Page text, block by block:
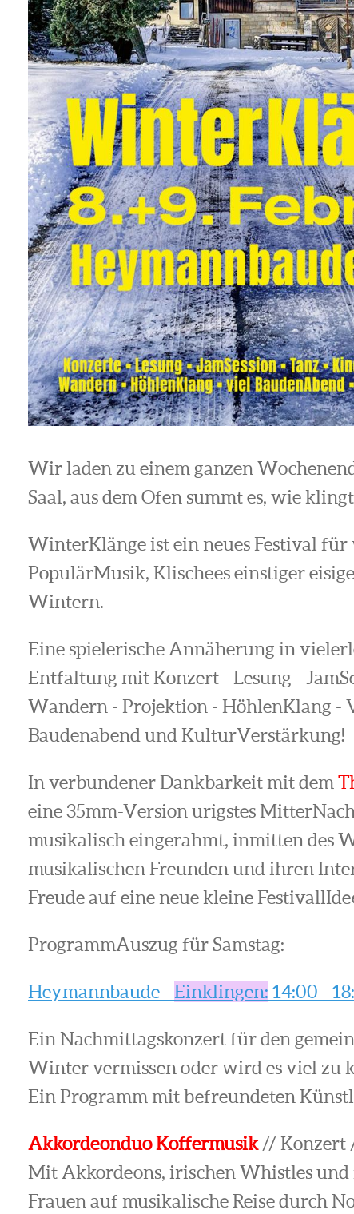
Wir laden zu einem ganzen
Saal, aus dem Ofen summt es, wie
WinterKlänge ist ein neues Festival
PopulärMusik, Klischees einstiger
Wintern.
Eine spielerische Annäherung in
Entfaltung mit Konzert - Lesung -
Wandern - Projektion - HöhlenKlang -
Baudenabend und KulturVerstärkung!
In verbundener Dankbarkeit mit dem
eine 35mm-Version urigstes
musikalisch eingerahmt, inmitten des
musikalischen Freunden und ihren
Freude auf eine neue kleine
ProgrammAuszug für Samstag:
Heymannbaude - Einklingen: 14:00 -
Ein Nachmittagskonzert für den
Winter vermissen oder wird es viel zu
Ein Programm mit befreundeten
Akkordeonduo Koffermusik// Konzert
Mit Akkordeons, irischen Whistles und
Frauen auf musikalische Reise durch